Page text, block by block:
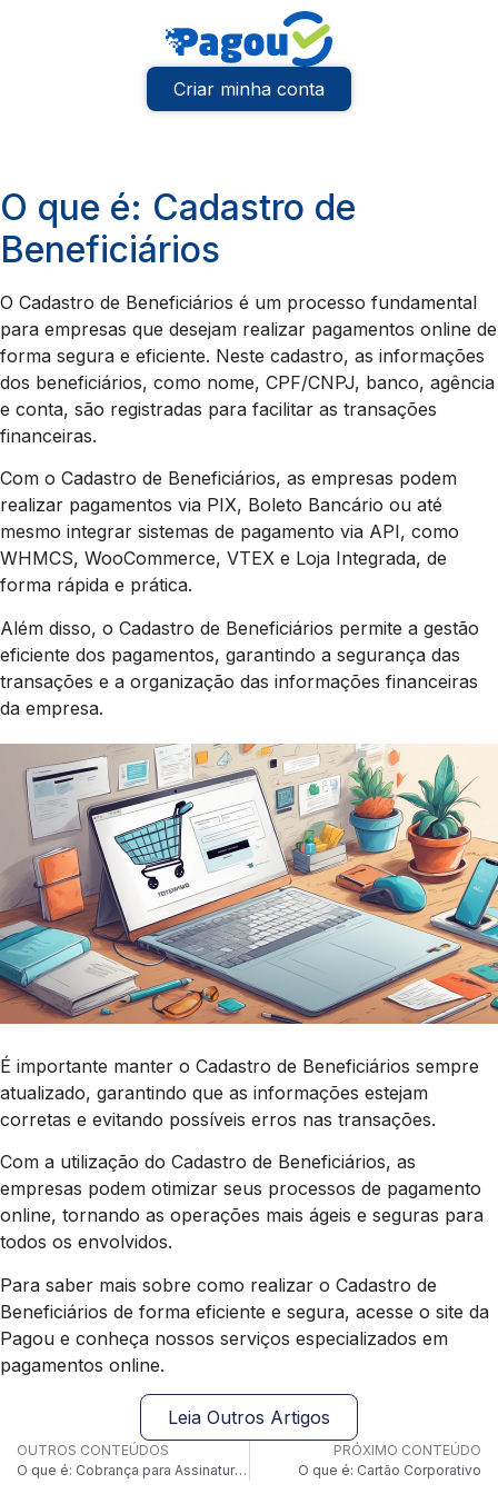
Criar minha conta
O que é: Cadastro de
Beneficiários
O Cadastro de Beneficiários é um processo fundamental
para empresas que desejam realizar pagamentos online de
forma segura e eficiente. Neste cadastro, as informações
dos beneficiários, como nome, CPF/CNPJ, banco, agência
e conta, são registradas para facilitar as transações
financeiras.
Com o Cadastro de Beneficiários, as empresas podem
realizar pagamentos via PIX, Boleto Bancário ou até
mesmo integrar sistemas de pagamento via API, como
WHMCS, WooCommerce, VTEX e Loja Integrada, de
forma rápida e prática.
Além disso, o Cadastro de Beneficiários permite a gestão
eficiente dos pagamentos, garantindo a segurança das
transações e a organização das informações financeiras
da empresa.
É importante manter o Cadastro de Beneficiários sempre
atualizado, garantindo que as informações estejam
corretas e evitando possíveis erros nas transações.
Com a utilização do Cadastro de Beneficiários, as
empresas podem otimizar seus processos de pagamento
online, tornando as operações mais ágeis e seguras para
todos os envolvidos.
Para saber mais sobre como realizar o Cadastro de
Beneficiários de forma eficiente e segura, acesse o site da
Pagou e conheça nossos serviços especializados em
pagamentos online.
Leia Outros Artigos
OUTROS CONTEÚDOS
O que é: Cobrança para Assinaturas
PRÓXIMO CONTEÚDO
O que é: Cartão Corporativo